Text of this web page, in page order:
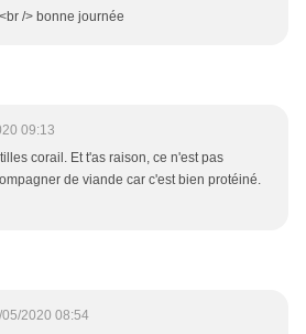
/> bonne journée
09:13
corail. Et t'as raison, ce n'est pas
de viande car c'est bien protéiné.
2020 08:54